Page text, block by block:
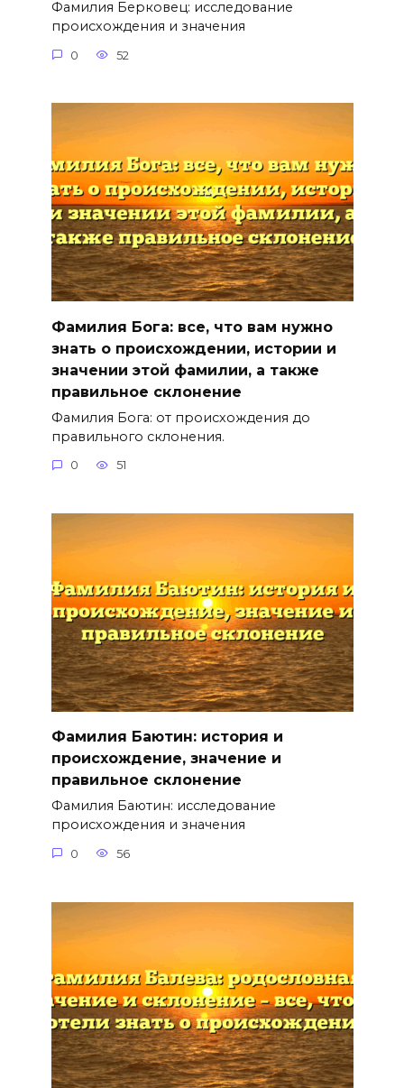
Фамилия Берковец: исследование
происхождения и значения
0 52
Фамилия Бога: все, что вам нужно
знать о происхождении, истории и
значении этой фамилии, а также
правильное склонение
Фамилия Бога: от происхождения до
правильного склонения.
0 51
Фамилия Баютин: история и
происхождение, значение и
правильное склонение
Фамилия Баютин: исследование
происхождения и значения
0 56